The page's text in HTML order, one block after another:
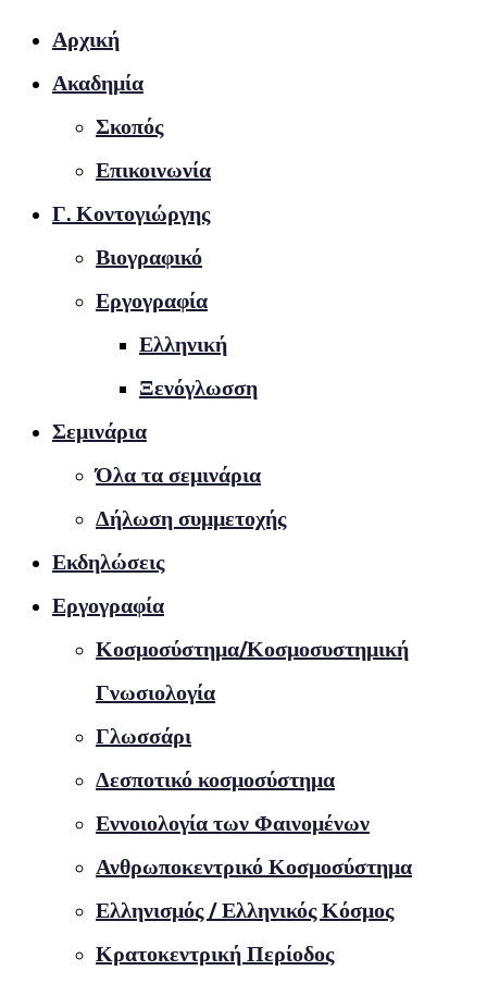
Αρχική
Ακαδημία
Σκοπός
Επικοινωνία
Γ. Κοντογιώργης
Βιογραφικό
Εργογραφία
Ελληνική
Ξενόγλωσση
Σεμινάρια
Όλα τα σεμινάρια
Δήλωση συμμετοχής
Εκδηλώσεις
Εργογραφία
Κοσμοσύστημα/Κοσμοσυστημική
Γνωσιολογία
Γλωσσάρι
Δεσποτικό κοσμοσύστημα
Εννοιολογία των Φαινομένων
Ανθρωποκεντρικό Κοσμοσύστημα
Ελληνισμός / Ελληνικός Κόσμος
Κρατοκεντρική Περίοδος